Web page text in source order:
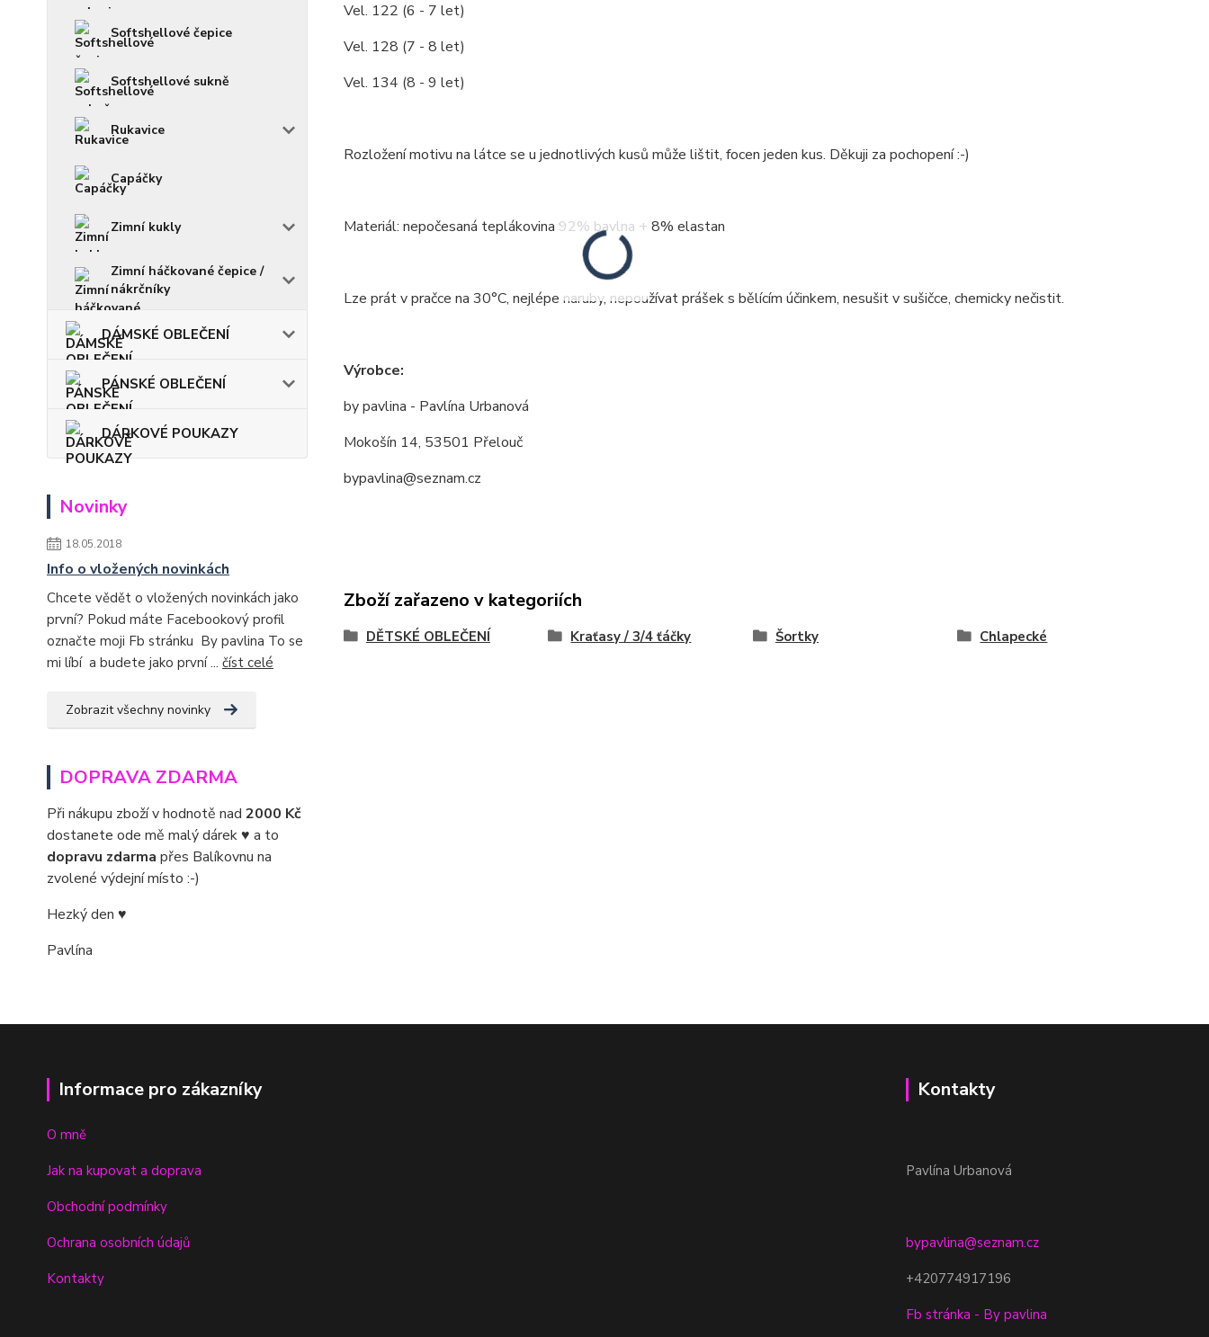
Softshellové čepice
Softshellové sukně
Rukavice
Capáčky
Zimní kukly
Zimní háčkované čepice /
nákrčníky
DÁMSKÉ OBLEČENÍ
PÁNSKÉ OBLEČENÍ
DÁRKOVÉ POUKAZY
Novinky
18.05.2018
Info o vložených novinkách
Chcete vědět o vložených novinkách jako
první? Pokud máte Facebookový profil
označte moji Fb stránku By pavlina To se
mi líbí a budete jako první ... číst celé
Zobrazit všechny novinky
DOPRAVA ZDARMA
Při nákupu zboží v hodnotě nad 2000 Kč
dostanete ode mě malý dárek ♥ a to
dopravu zdarma přes Balíkovnu na
zvolené výdejní místo :-)
Hezký den ♥
Pavlína
Vel. 122 (6 - 7 let)
Vel. 128 (7 - 8 let)
Vel. 134 (8 - 9 let)
Rozložení motivu na látce se u jednotlivých kusů může lištit, focen jeden kus. Děkuji za pochopení :-)
Materiál: nepočesaná teplákovina 92% bavlna + 8% elastan
Lze prát v pračce na 30°C, nejlépe naruby, nepoužívat prášek s bělícím účinkem, nesušit v sušičce, chemicky nečistit.
Výrobce:
by pavlina - Pavlína Urbanová
Mokošín 14, 53501 Přelouč
bypavlina@seznam.cz
Zboží zařazeno v kategoriích
DĚTSKÉ OBLEČENÍ Kraťasy / 3/4 ťáčky Šortky Chlapecké
Informace pro zákazníky
O mně
Jak na kupovat a doprava
Obchodní podmínky
Ochrana osobních údajů
Kontakty
Kontakty
Pavlína Urbanová
bypavlina@seznam.cz
+420774917196
Fb stránka - By pavlina